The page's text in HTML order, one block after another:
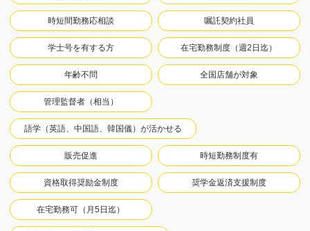
時短間勤務応相談 嘱託契約社員
学士号を有する方 在宅勤務制度（週2日迄）
年齢不問 全国店舗が対象
管理監督者（相当）
語学（英語、中国語、韓国儀）が活かせる
販売促進 時短勤務制度有
資格取得奨励金制度 奨学金返済支援制度
在宅勤務可（月5日迄）